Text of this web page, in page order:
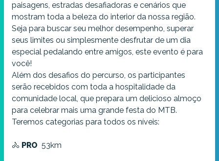
SPORT - Masculino
R$ 100,00
SUB-30 - Feminino
R$ 85,00
MASTER A - Feminino
R$ 85,00
MASTER B - Feminino
R$ 85,00
MASTER C - Feminino
paisagens, estradas desafiadoras e cenários que
mostram toda a beleza do interior da nossa região.
Seja para buscar seu melhor desempenho, superar
seus limites ou simplesmente desfrutar de um dia
especial pedalando entre amigos, este evento é para
você!
Além dos desafios do percurso, os participantes
serão recebidos com toda a hospitalidade da
comunidade local, que prepara um delicioso almoço
para celebrar mais uma grande festa do MTB.
Teremos categorias para todos os níveis:
🚴 PRO 53km